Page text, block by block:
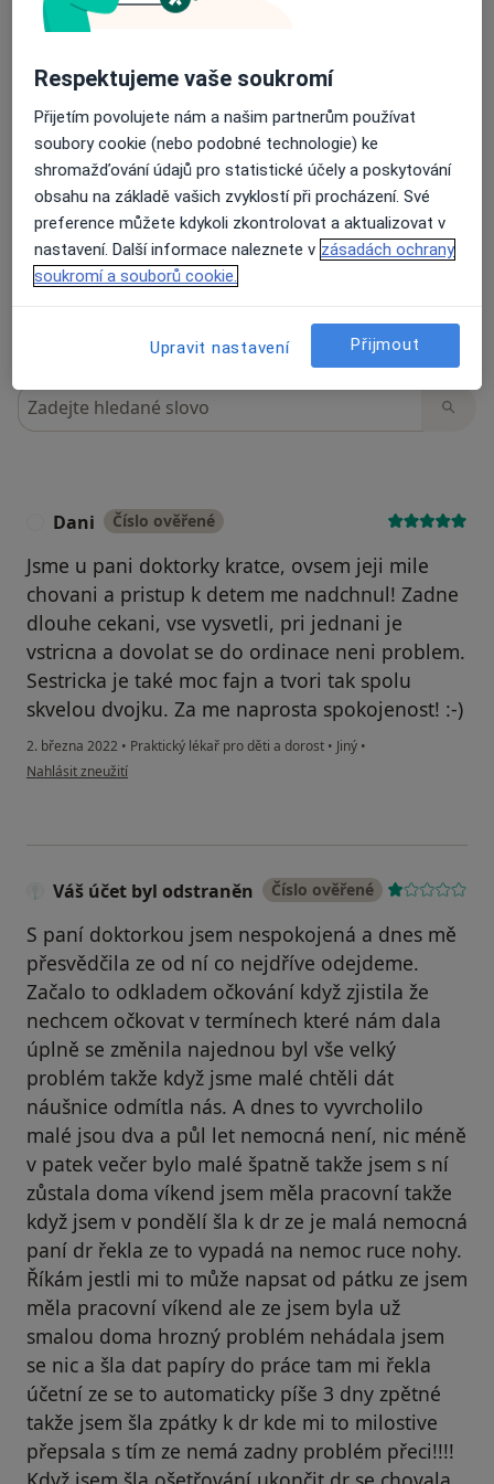
19 názorů
Recenze pacientů jsou pro nás důležité.
Specialisté nemají možnost zaplatit za
odstranění nebo změnu recenze pacienta.
Další informace.Další informace o názorech
Hledejte v názorech
Dani Číslo ověřené
Jsme u pani doktorky kratce, ovsem jeji mile
chovani a pristup k detem me nadchnul! Zadne
dlouhe cekani, vse vysvetli, pri jednani je
vstricna a dovolat se do ordinace neni problem.
Sestricka je také moc fajn a tvori tak spolu
skvelou dvojku. Za me naprosta spokojenost! :-)
2. března 2022 • Praktický lékař pro děti a dorost • Jiný •
podle názoru uživatele Dani
Nahlásit zneužití
Váš účet byl odstraněn Číslo ověřené
S paní doktorkou jsem nespokojená a dnes mě
přesvědčila ze od ní co nejdříve odejdeme.
Začalo to odkladem očkování když zjistila že
nechcem očkovat v termínech které nám dala
úplně se změnila najednou byl vše velký
problém takže když jsme malé chtěli dát
náušnice odmítla nás. A dnes to vyvrcholilo
malé jsou dva a půl let nemocná není, nic méně
v patek večer bylo malé špatně takže jsem s ní
zůstala doma víkend jsem měla pracovní takže
když jsem v pondělí šla k dr ze je malá nemocná
paní dr řekla ze to vypadá na nemoc ruce nohy.
Říkám jestli mi to může napsat od pátku ze jsem
měla pracovní víkend ale ze jsem byla už
smalou doma hrozný problém nehádala jsem
se nic a šla dat papíry do práce tam mi řekla
účetní ze se to automaticky píše 3 dny zpětné
takže jsem šla zpátky k dr kde mi to milostive
přepsala s tím ze nemá zadny problém přeci!!!!
Respektujeme vaše soukromí
Přijetím povolujete nám a našim partnerům používat
soubory cookie (nebo podobné technologie) ke
shromažďování údajů pro statistické účely a poskytování
obsahu na základě vašich zvyklostí při procházení. Své
preference můžete kdykoli zkontrolovat a aktualizovat v
nastavení. Další informace naleznete v zásadách ochrany
soukromí a souborů cookie.
Upravit nastavení Přijmout